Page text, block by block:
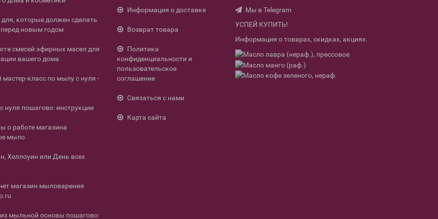
для, которые должен сделать
новым годом
смесей эфирных масел для
вашего дома
класс по мылу с нуля -
нуля пошагово: инструкции
о работе магазина
мыло
Хеллоуин или День всех
магазин мыловарения
мыльной основы пошагово:
Информация о доставке
Возврат товара
Политика
конфиденциальности и
пользовательское
соглашение
Связаться с нами
Карта сайта
Мы в Telegram
УСПЕЙ КУПИТЬ!
Информация о товарах, скидках, акциях.